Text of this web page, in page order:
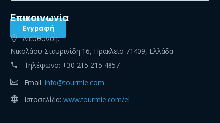
Eπικοινωνία
Διεύθυνση:
Νικολάου Σταυρινίδη 16, Ηράκλειο 71409, Ελλάδα
Τηλέφωνο: +30 215 215 4857
Email: info@tourmie.com
Ιστοσελίδα: www.tourmie.com/el